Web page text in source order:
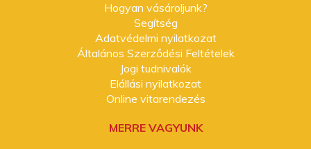
Hogyan vásároljunk?
Segítség
Adatvédelmi nyilatkozat
Általános Szerződési Feltételek
Jogi tudnivalók
Elállási nyilatkozat
Online vitarendezés
MERRE VAGYUNK